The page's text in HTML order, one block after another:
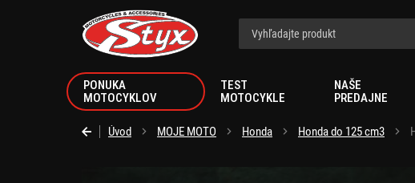
Styx.sk
PONUKA
MOTOCYKLOV
TEST
MOTOCYKLE
NAŠE
PREDAJNE
Úvod MOJE MOTO Honda Honda do 125 cm3